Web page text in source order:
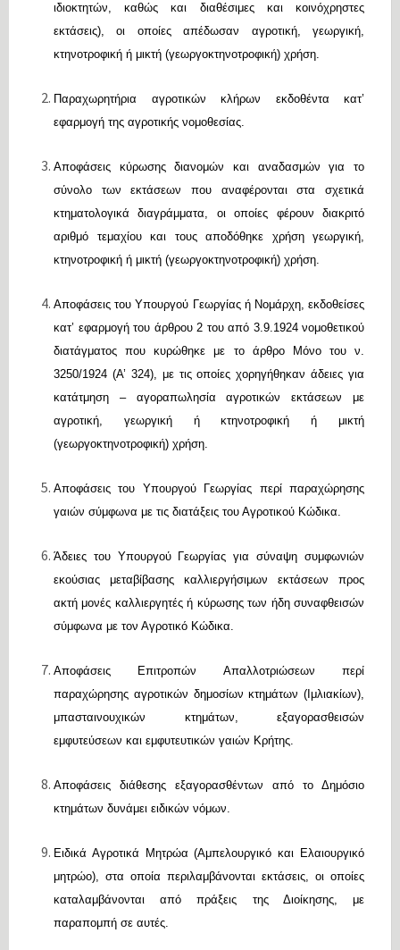
ιδιοκτητών, καθώς και διαθέσιμες και κοινόχρηστες
εκτάσεις), οι οποίες απέδωσαν αγροτική, γεωργική,
κτηνοτροφική ή μικτή (γεωργοκτηνοτροφική) χρήση.
Παραχωρητήρια αγροτικών κλήρων εκδοθέντα κατ’
εφαρμογή της αγροτικής νομοθεσίας.
Αποφάσεις κύρωσης διανομών και αναδασμών για το
σύνολο των εκτάσεων που αναφέρονται στα σχετικά
κτηματολογικά διαγράμματα, οι οποίες φέρουν διακριτό
αριθμό τεμαχίου και τους αποδόθηκε χρήση γεωργική,
κτηνοτροφική ή μικτή (γεωργοκτηνοτροφική) χρήση.
Αποφάσεις του Υπουργού Γεωργίας ή Νομάρχη, εκδοθείσες
κατ’ εφαρμογή του άρθρου 2 του από 3.9.1924 νομοθετικού
διατάγματος που κυρώθηκε με το άρθρο Μόνο του ν.
3250/1924 (Α’ 324), με τις οποίες χορηγήθηκαν άδειες για
κατάτμηση – αγοραπωλησία αγροτικών εκτάσεων με
αγροτική, γεωργική ή κτηνοτροφική ή μικτή
(γεωργοκτηνοτροφική) χρήση.
Αποφάσεις του Υπουργού Γεωργίας περί παραχώρησης
γαιών σύμφωνα με τις διατάξεις του Αγροτικού Κώδικα.
Άδειες του Υπουργού Γεωργίας για σύναψη συμφωνιών
εκούσιας μεταβίβασης καλλιεργήσιμων εκτάσεων προς
ακτή μονές καλλιεργητές ή κύρωσης των ήδη συναφθεισών
σύμφωνα με τον Αγροτικό Κώδικα.
Αποφάσεις Επιτροπών Απαλλοτριώσεων περί
παραχώρησης αγροτικών δημοσίων κτημάτων (Ιμλιακίων),
μπασταινουχικών κτημάτων, εξαγορασθεισών
εμφυτεύσεων και εμφυτευτικών γαιών Κρήτης.
Αποφάσεις διάθεσης εξαγορασθέντων από το Δημόσιο
κτημάτων δυνάμει ειδικών νόμων.
Ειδικά Αγροτικά Μητρώα (Αμπελουργικό και Ελαιουργικό
μητρώο), στα οποία περιλαμβάνονται εκτάσεις, οι οποίες
καταλαμβάνονται από πράξεις της Διοίκησης, με
παραπομπή σε αυτές.